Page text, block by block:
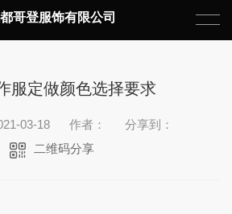
哥登服饰有限公司
服定做颜色选择要求
03-18 作者：
分享到：
二维码分享